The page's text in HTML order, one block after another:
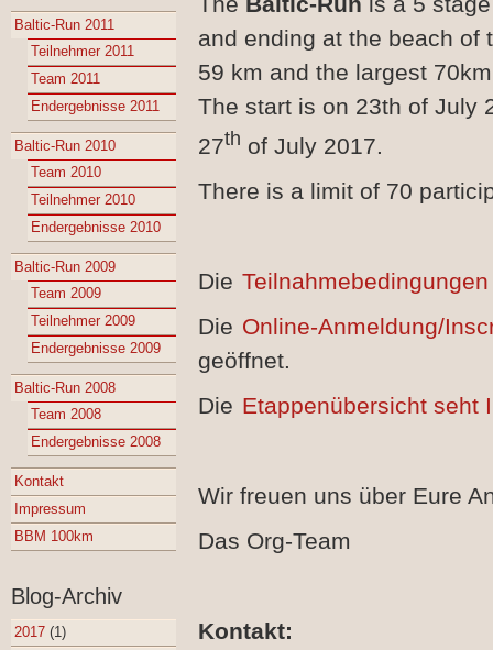
Baltic-Run 2011
Teilnehmer 2011
Team 2011
Endergebnisse 2011
Baltic-Run 2010
Team 2010
Teilnehmer 2010
Endergebnisse 2010
Baltic-Run 2009
Team 2009
Teilnehmer 2009
Endergebnisse 2009
Baltic-Run 2008
Team 2008
Endergebnisse 2008
Kontakt
Impressum
BBM 100km
Blog-Archiv
2017 (1)
and ending at the beach of
59 km and the largest
The start is on 23th of July
27th of July 2017.
There is a limit of 70
Die
Die Online-Anmeldung/
geöffnet.
Die Etappenübersicht seht
Wir freuen uns über Eure
Das Org-Team
Kontakt: